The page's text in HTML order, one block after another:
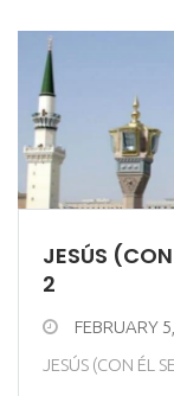
JESÚS
2
FEBRUARY
JESÚS (CON ÉL